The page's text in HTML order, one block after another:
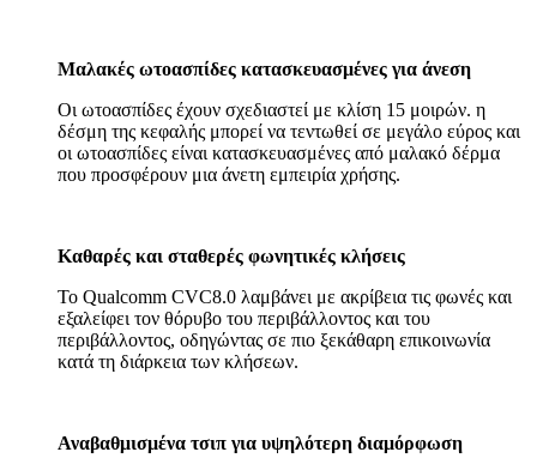
Μαλακές ωτοασπίδες κατασκευασμένες για άνεση
Οι ωτοασπίδες έχουν σχεδιαστεί με κλίση 15 μοιρών. η
δέσμη της κεφαλής μπορεί να τεντωθεί σε μεγάλο εύρος και
οι ωτοασπίδες είναι κατασκευασμένες από μαλακό δέρμα
που προσφέρουν μια άνετη εμπειρία χρήσης.
Καθαρές και σταθερές φωνητικές κλήσεις
Το Qualcomm CVC8.0 λαμβάνει με ακρίβεια τις φωνές και
εξαλείφει τον θόρυβο του περιβάλλοντος και του
περιβάλλοντος, οδηγώντας σε πιο ξεκάθαρη επικοινωνία
κατά τη διάρκεια των κλήσεων.
Αναβαθμισμένα τσιπ για υψηλότερη διαμόρφωση